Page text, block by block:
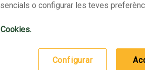
MORITZ Cervesa radler en
o configurar les teves
Configurar